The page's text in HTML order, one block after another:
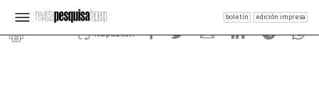
boletín edición impresa
Republish